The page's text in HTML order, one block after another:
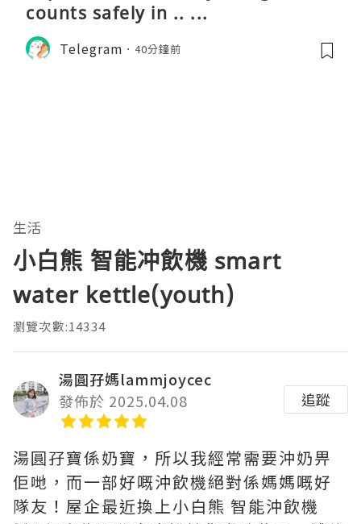
counts safely in .. ...
Telegram 40分鐘前
生活
小白熊 智能冲飲機 smart
water kettle(youth)
瀏覽次數:14334
湯圓孖媽lammjoycec
發佈於 2025.04.08
追蹤
湯圓孖寶係奶寶，所以我經常需要沖奶畀
佢哋，而一部好嘅沖飲機絕對係媽媽嘅好
隊友！屋企最近換上小白熊 智能沖飲機